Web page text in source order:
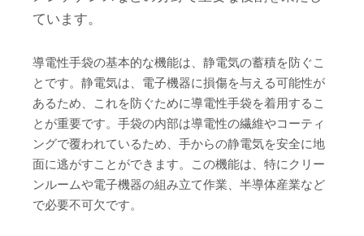
ています。
導電性手袋の基本的な機能は、静電気の蓄積を防ぐこ
とです。静電気は、電子機器に損傷を与える可能性が
あるため、これを防ぐために導電性手袋を着用するこ
とが重要です。手袋の内部は導電性の繊維やコーティ
ングで覆われているため、手からの静電気を安全に地
面に逃がすことができます。この機能は、特にクリー
ンルームや電子機器の組み立て作業、半導体産業など
で必要不可欠です。